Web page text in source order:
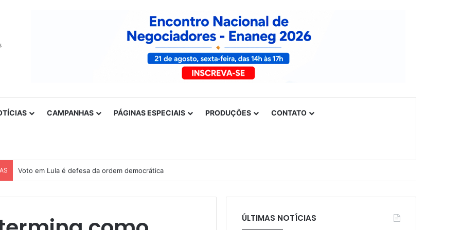
CAMPANHAS PÁGINAS ESPECIAIS PRODUÇÕES CONTATO
Nota de solidariedade ao povo venezuelano
ÚLTIMAS NOTÍCIAS